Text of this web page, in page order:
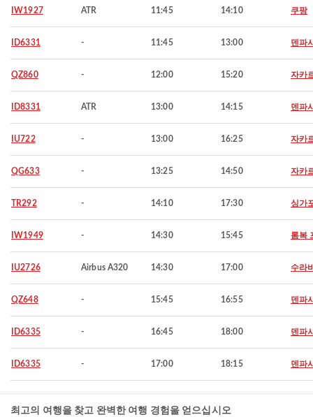
IW1927 ATR 11:45 14:10 쿠팡
ID6331 - 11:45 13:00 덴파
QZ860 - 12:00 15:20 자카
ID8331 ATR 13:00 14:15 덴파
IU722 - 13:00 16:25 자카
QG633 - 13:25 14:50 자카
TR292 - 14:10 17:30 싱가
IW1949 - 14:30 15:45 롬복
IU2726 Airbus A320 14:30 17:00 수라
QZ648 - 15:45 16:55 덴파
ID6335 - 16:45 18:00 덴파
ID6335 - 17:00 18:15 덴파
최고의 여행을 찾고 완벽한 여행 경험을 얻으십시오